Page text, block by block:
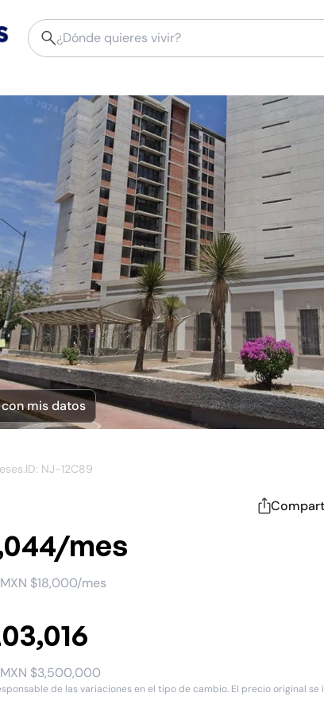
mis datos
.ID: NJ-12C89
mes
MXN $18,000/mes
MXN $3,500,000
de las variaciones en el tipo de cambio. El precio original se